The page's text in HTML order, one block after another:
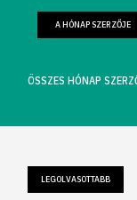
FARKAS
A HÓNAP SZERZŐJE
ÖSSZES HÓNAP
LEGOLVASOTTABB